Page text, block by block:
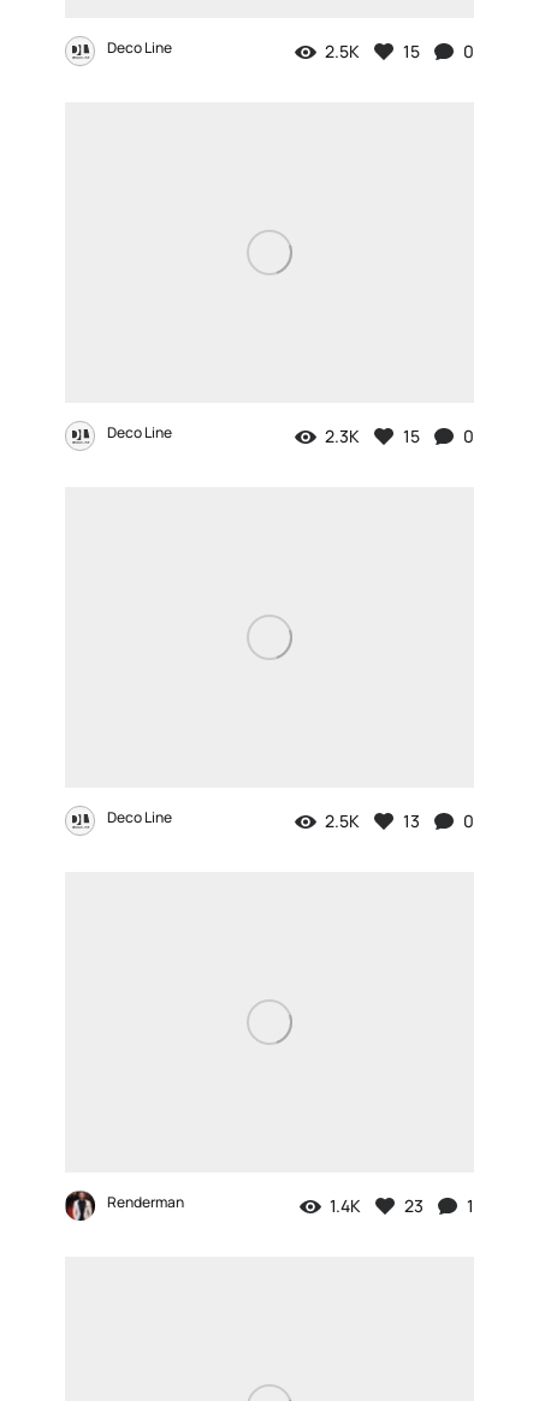
Deco Line 2.5K 15 0
Deco Line 2.3K 15 0
Deco Line 2.5K 13 0
Renderman 1.4K 23 1